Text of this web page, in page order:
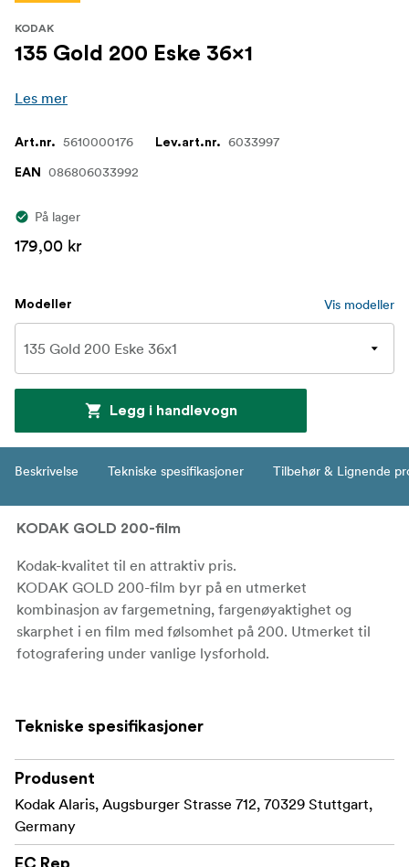
KODAK
135 Gold 200 Eske 36x1
Les mer
Art.nr. 5610000176 Lev.art.nr. 6033997
EAN 086806033992
På lager
179,00 kr
Modeller Vis modeller
Legg i handlevogn
Beskrivelse Tekniske spesifikasjoner Tilbehør & Lignende
KODAK GOLD 200-film
Kodak-kvalitet til en attraktiv pris.
KODAK GOLD 200-film byr på en utmerket
kombinasjon av fargemetning, fargenøyaktighet og
skarphet i en film med følsomhet på 200. Utmerket til
fotografering under vanlige lysforhold.
Tekniske spesifikasjoner
Produsent
Kodak Alaris, Augsburger Strasse 712, 70329 Stuttgart,
Germany
EC Rep